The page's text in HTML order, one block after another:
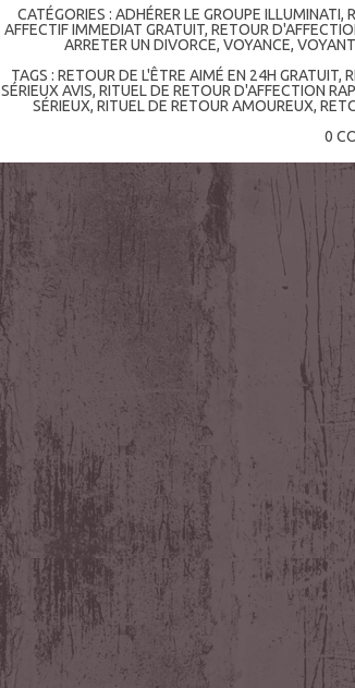
CATÉGORIES :ADHÉRER LE GROUPE ILLUMINATI,
AFFECTIF IMMEDIAT GRATUIT,RETOUR
ARRETER UN DIVORCE, VOYANCE,
TAGS : RETOUR DE L'ÊTRE AIMÉ EN 24H GRATUIT,
SÉRIEUX AVIS,RITUEL DE RETOUR D'AFFECTION
SÉRIEUX,RITUEL DE RETOUR AMOUREUX,
0